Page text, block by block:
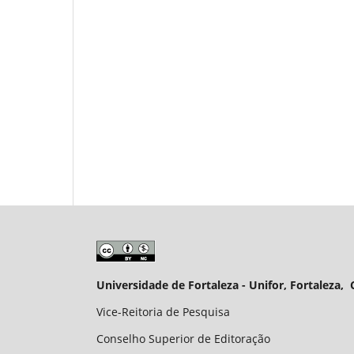
Universidade de Fortaleza - Unifor, Fortaleza,
Vice-Reitoria de Pesquisa
Conselho Superior de Editoração